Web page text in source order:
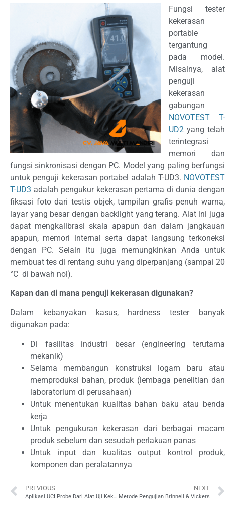
Fungsi tester
kekerasan
portable
tergantung
pada model.
Misalnya, alat
penguji
kekerasan
gabungan
NOVOTEST T-
UD2 yang telah
terintegrasi
memori dan
fungsi sinkronisasi dengan PC. Model yang paling berfungsi
untuk penguji kekerasan portabel adalah T-UD3. NOVOTEST
T-UD3 adalah pengukur kekerasan pertama di dunia dengan
fiksasi foto dari testis objek, tampilan grafis penuh warna,
layar yang besar dengan backlight yang terang. Alat ini juga
dapat mengkalibrasi skala apapun dan dalam jangkauan
apapun, memori internal serta dapat langsung terkoneksi
dengan PC. Selain itu juga memungkinkan Anda untuk
membuat tes di rentang suhu yang diperpanjang (sampai 20
°C di bawah nol).
Kapan dan di mana penguji kekerasan digunakan?
Dalam kebanyakan kasus, hardness tester banyak
digunakan pada:
Di fasilitas industri besar (engineering terutama
mekanik)
Selama membangun konstruksi logam baru atau
memproduksi bahan, produk (lembaga penelitian dan
laboratorium di perusahaan)
Untuk menentukan kualitas bahan baku atau benda
kerja
Untuk pengukuran kekerasan dari berbagai macam
produk sebelum dan sesudah perlakuan panas
Untuk input dan kualitas output kontrol produk,
komponen dan peralatannya
PREVIOUS
Aplikasi UCI Probe Dari Alat Uji Kekerasan NOVOTEST T-U2
NEXT
Metode Pengujian Brinnell & Vickers